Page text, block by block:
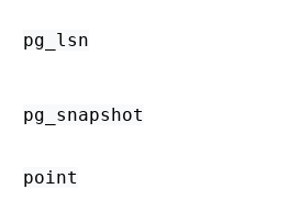
pg_lsn
pg_snapshot
point